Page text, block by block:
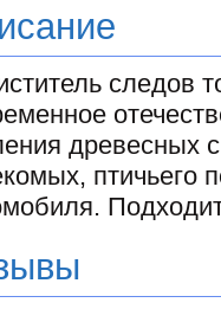
следов
древесных
птичьего